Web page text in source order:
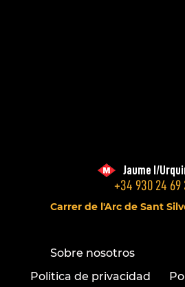
Jaume I/
+34 930 24 69
Carrer de l'Arc de Sant
Sobre nosotros
Politica de privacidad